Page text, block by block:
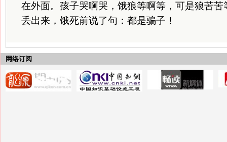
在外面。孩子哭啊哭，饿狼等啊等，可是狼苦
丢出来，饿死前说了句：都是骗子！
网络订阅